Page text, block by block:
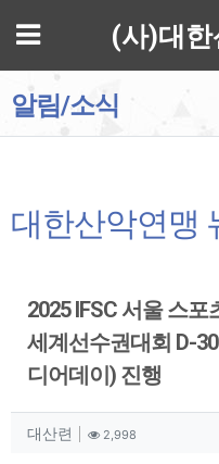
메뉴 (사)대한
알림/소식
대한산악연맹
2025 IFSC 서울 스
세계선수권대회 D-
디어데이) 진행
작성자 정보
대산련 작성2,998조회